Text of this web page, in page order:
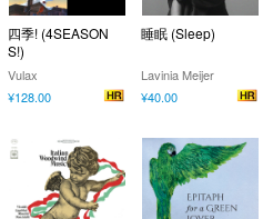
四季! (4SEASON
S!)
Vulax
¥128.00
睡眠 (Sleep)
Lavinia Meijer
¥40.00